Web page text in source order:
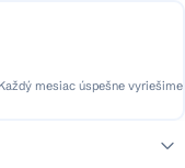
mesiac úspešne vyriešime